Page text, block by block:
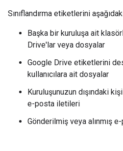
Sınıflandırma etiketlerini
Başka bir kuruluşa ait
Drive'lar veya dosyalar
Google Drive etiketlerini
kullanıcılara ait dosyalar
Kuruluşunuzun dışındaki
e-posta iletileri
Gönderilmiş veya alınmış